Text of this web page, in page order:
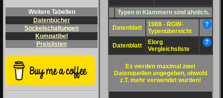
Weitere Tabellen
Datenbücher
Sockelschaltungen
Kompatibel
Preislisten
Typen in Klammern sind ähnlich.
Datenblatt
1988 - RGW-
Typenübersicht
?
Datenblatt
Elorg
Vergleichsliste
?
Es werden maximal zwei
Datenquellen angegeben, obwohl
z.T. mehr verwendet wurden!